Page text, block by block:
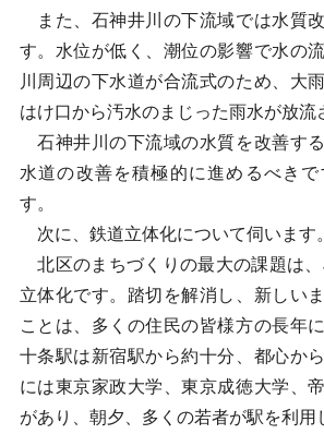
また、石神井川の下流域では水質
す。水位が低く、潮位の影響で水の
川周辺の下水道が合流式のため、大
はけ口から汚水のまじった雨水が放流
石神井川の下流域の水質を改善す
水道の改善を積極的に進めるべきで
す。
次に、鉄道立体化について伺います。
北区のまちづくりの最大の課題は
立体化です。踏切を解消し、新しい
ことは、多くの住民の皆様方の長年
十条駅は新宿駅から約十分、都心か
には東京家政大学、東京成徳大学、
があり、朝夕、多くの若者が駅を利用